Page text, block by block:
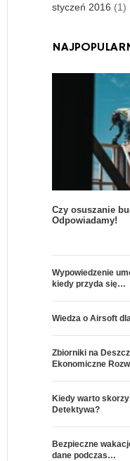
styczeń 2016 (1)
Czy osuszanie
Odpowiadamy!
Wypowiedzenie
kiedy przyda się…
Wiedza o Airsoft
Zbiorniki na
Ekonomiczne
Kiedy warto
Detektywa?
Bezpieczne
dane podczas…